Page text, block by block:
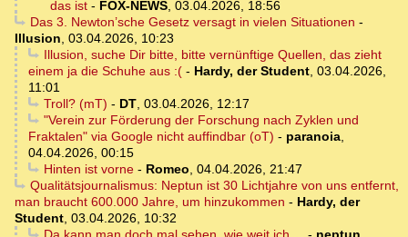
das ist - FOX-NEWS, 03.04.2026, 18:56
Das 3. Newton’sche Gesetz versagt in vielen Situationen -
Illusion, 03.04.2026, 10:23
Illusion, suche Dir bitte, bitte vernünftige Quellen, das zieht
einem ja die Schuhe aus :( - Hardy, der Student, 03.04.2026,
11:01
Troll? (mT) - DT, 03.04.2026, 12:17
"Verein zur Förderung der Forschung nach Zyklen und
Fraktalen" via Google nicht auffindbar (oT) - paranoia,
04.04.2026, 00:15
Hinten ist vorne- Romeo, 04.04.2026, 21:47
Qualitätsjournalismus: Neptun ist 30 Lichtjahre von uns entfernt,
man braucht 600.000 Jahre, um hinzukommen - Hardy, der
Student, 03.04.2026, 10:32